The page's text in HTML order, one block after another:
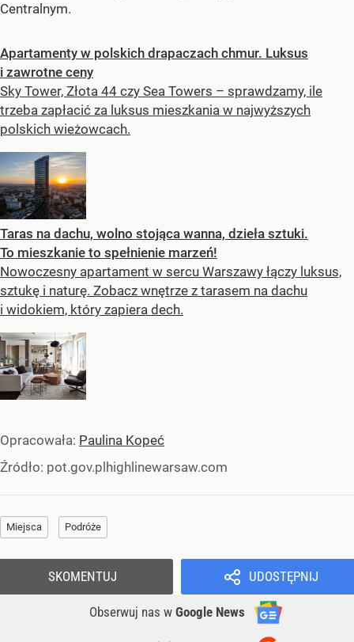
Centralnym.
Apartamenty w polskich drapaczach chmur. Luksus
i zawrotne ceny
Sky Tower, Złota 44 czy Sea Towers – sprawdzamy, ile
trzeba zapłacić za luksus mieszkania w najwyższych
polskich wieżowcach.
Taras na dachu, wolno stojąca wanna, dzieła sztuki.
To mieszkanie to spełnienie marzeń!
Nowoczesny apartament w sercu Warszawy łączy luksus,
sztukę i naturę. Zobacz wnętrze z tarasem na dachu
i widokiem, który zapiera dech.
Opracowała: Paulina Kopeć
Źródło: pot.gov.plhighlinewarsaw.com
Miejsca Podróże
UDOSTĘPNIJ
Obserwuj nas w Google News
SKOMENTUJ